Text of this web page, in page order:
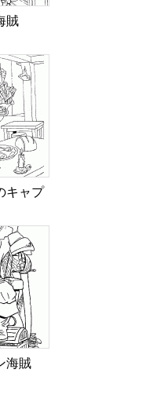
賊
キャプ
海賊